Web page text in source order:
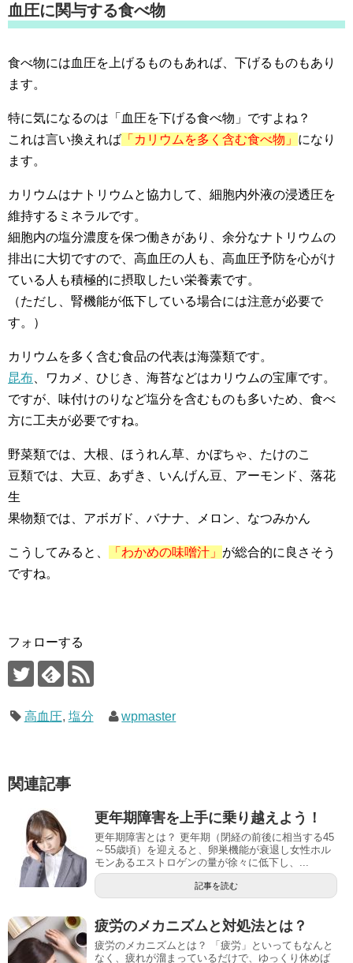
血圧に関与する食べ物
食べ物には血圧を上げるものもあれば、下げるものもあり
ます。
特に気になるのは「血圧を下げる食べ物」ですよね？
これは言い換えれば 「カリウムを多く含む食べ物」 になり
ます。
カリウムはナトリウムと協力して、細胞内外液の浸透圧を
維持するミネラルです。
細胞内の塩分濃度を保つ働きがあり、余分なナトリウムの
排出に大切ですので、高血圧の人も、高血圧予防を心がけ
ている人も積極的に摂取したい栄養素です。
（ただし、腎機能が低下している場合には注意が必要で
す。）
カリウムを多く含む食品の代表は海藻類です。
昆布 、ワカメ、ひじき、海苔などはカリウムの宝庫です。
ですが、味付けのりなど塩分を含むものも多いため、食べ
方に工夫が必要ですね。
野菜類では、大根、ほうれん草、かぼちゃ、たけのこ
豆類では、大豆、あずき、いんげん豆、アーモンド、落花
生
果物類では、アボガド、バナナ、メロン、なつみかん
こうしてみると、 「わかめの味噌汁」 が総合的に良さそう
ですね。
フォローする
高血圧, 塩分 wpmaster
関連記事
更年期障害を上手に乗り越えよう！
更年期障害とは？ 更年期（閉経の前後に相当する45
～55歳頃）を迎えると、卵巣機能が衰退し女性ホル
モンあるエストロゲンの量が徐々に低下し、...
記事を読む
疲労のメカニズムと対処法とは？
疲労のメカニズムとは？ 「疲労」といってもなんと
なく、疲れが溜まっているだけで、ゆっくり休めば